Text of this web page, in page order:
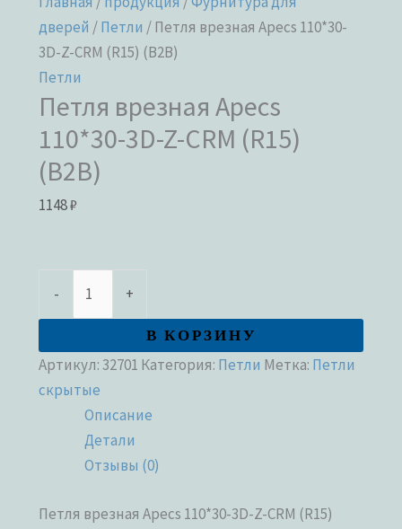
дверей /Петли / Петля врезная Apecs 110*30-
3D-Z-CRM (R15) (B2B)
Петли
Петля врезная Apecs
110*30-3D-Z-CRM (R15)
(B2B)
1148₽
- +
В КОРЗИНУ
Артикул:32701 Категория: Петли Метка: Петли
скрытые
Описание
Детали
Отзывы (0)
Петля врезная Apecs 110*30-3D-Z-CRM (R15)